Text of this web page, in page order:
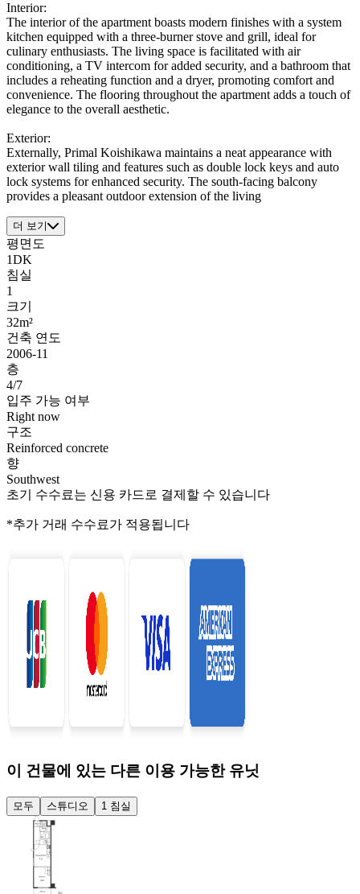
Interior:
The interior of the apartment boasts modern finishes with a system
kitchen equipped with a three-burner stove and grill, ideal for
culinary enthusiasts. The living space is facilitated with air
conditioning, a TV intercom for added security, and a bathroom that
includes a reheating function and a dryer, promoting comfort and
convenience. The flooring throughout the apartment adds a touch of
elegance to the overall aesthetic.
Exterior:
Externally, Primal Koishikawa maintains a neat appearance with
exterior wall tiling and features such as double lock keys and auto
lock systems for enhanced security. The south-facing balcony
provides a pleasant outdoor extension of the living
더 보기
평면도
1DK
침실
1
크기
32m²
건축 연도
2006-11
층
4/7
입주 가능 여부
Right now
구조
Reinforced concrete
향
Southwest
초기 수수료는 신용 카드로 결제할 수 있습니다
*추가 거래 수수료가 적용됩니다
이 건물에 있는 다른 이용 가능한 유닛
모두 스튜디오 1 침실